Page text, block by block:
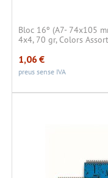
Bloc 16º (A7- 74x105
4x4, 70 gr, Colors
1,06€
preus sense IVA